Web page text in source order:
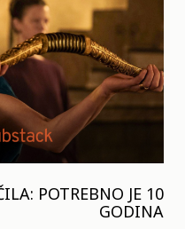
POTREBNO JE 10
GODINA